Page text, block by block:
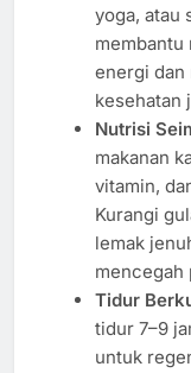
yoga, atau
membantu
energi dan
kesehatan
Nutrisi
makanan
vitamin,
Kurangi
lemak
mencegah
Tidur
tidur 7–9
untuk